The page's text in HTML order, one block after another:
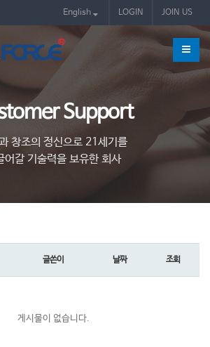
English LOGIN JOIN US
Support
창조의 정신으로 21세기를
어갈 기술력을 보유한 회사
글쓴이 날짜 조회
게시물이 없습니다.